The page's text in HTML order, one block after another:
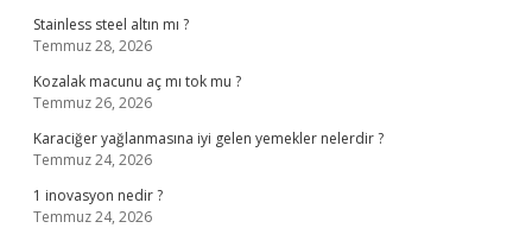
Stainless steel altın mı ?
Temmuz 28, 2026
Kozalak macunu aç mı tok mu ?
Temmuz 26, 2026
Karaciğer yağlanmasına iyi gelen yemekler nelerdir ?
Temmuz 24, 2026
1 inovasyon nedir ?
Temmuz 24, 2026